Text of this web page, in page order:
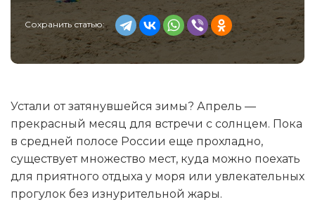
Сохранить статью:
Устали от затянувшейся зимы? Апрель —
прекрасный месяц для встречи с солнцем. Пока
в средней полосе России еще прохладно,
существует множество мест, куда можно поехать
для приятного отдыха у моря или увлекательных
прогулок без изнурительной жары.